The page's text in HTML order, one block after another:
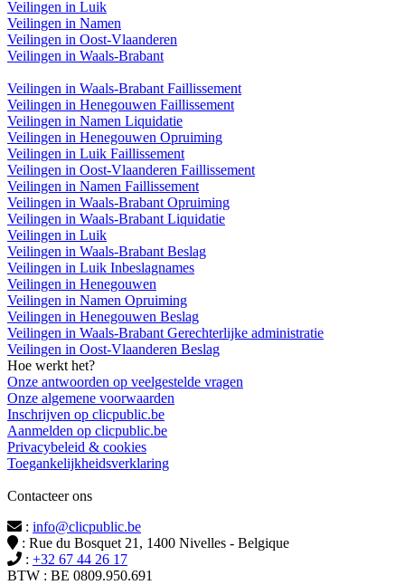
Veilingen in Luik
Veilingen in Namen
Veilingen in Oost-Vlaanderen
Veilingen in Waals-Brabant
Veilingen in Waals-Brabant Faillissement
Veilingen in Henegouwen Faillissement
Veilingen in Namen Liquidatie
Veilingen in Henegouwen Opruiming
Veilingen in Luik Faillissement
Veilingen in Oost-Vlaanderen Faillissement
Veilingen in Namen Faillissement
Veilingen in Waals-Brabant Opruiming
Veilingen in Waals-Brabant Liquidatie
Veilingen in Luik
Veilingen in Waals-Brabant Beslag
Veilingen in Luik Inbeslagnames
Veilingen in Henegouwen
Veilingen in Namen Opruiming
Veilingen in Henegouwen Beslag
Veilingen in Waals-Brabant Gerechterlijke administratie
Veilingen in Oost-Vlaanderen Beslag
Hoe werkt het?
Onze antwoorden op veelgestelde vragen
Onze algemene voorwaarden
Inschrijven op clicpublic.be
Aanmelden op clicpublic.be
Privacybeleid & cookies
Toegankelijkheidsverklaring
Contacteer ons
: info@clicpublic.be
: Rue du Bosquet 21, 1400 Nivelles - Belgique
: +32 67 44 26 17
BTW : BE 0809.950.691